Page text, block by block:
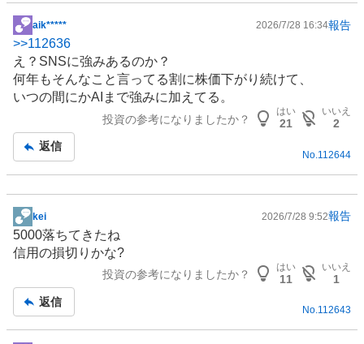
掲
示
板
記
事
aik***** 2026/7/28 16:34報告
>>112636
え？ SNSに強みあるのか？
何年もそんなこと言ってる割に株価下がり続けて、
いつの間にかAIまで強みに加えてる。
投資の参考になりましたか？
はい
21
いいえ
2
返信
No. 112644
掲
示
板
kei 2026/7/28 9:52報告
5000落ちてきたね
信用の損切りかな?
投資の参考になりましたか？
はい
11
いいえ
1
返信
No.112643